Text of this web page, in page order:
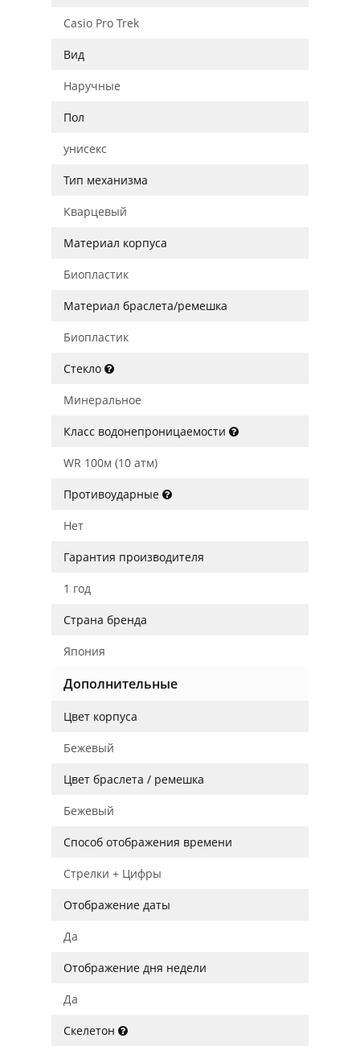
Casio Pro Trek
Вид
Наручные
Пол
унисекс
Тип механизма
Кварцевый
Материал корпуса
Биопластик
Материал браслета/ремешка
Биопластик
Стекло
Минеральное
Класс водонепроницаемости
WR 100м (10 атм)
Противоударные
Нет
Гарантия производителя
1 год
Страна бренда
Япония
Дополнительные
Цвет корпуса
Бежевый
Цвет браслета / ремешка
Бежевый
Способ отображения времени
Стрелки + Цифры
Отображение даты
Да
Отображение дня недели
Да
Скелетон